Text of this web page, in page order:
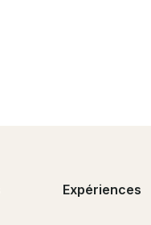
Expériences